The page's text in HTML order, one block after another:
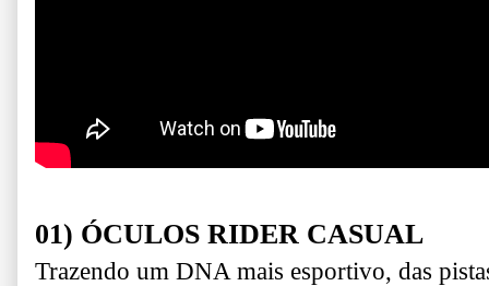
01) ÓCULOS RIDER CASUAL
Trazendo um DNA mais esportivo, das